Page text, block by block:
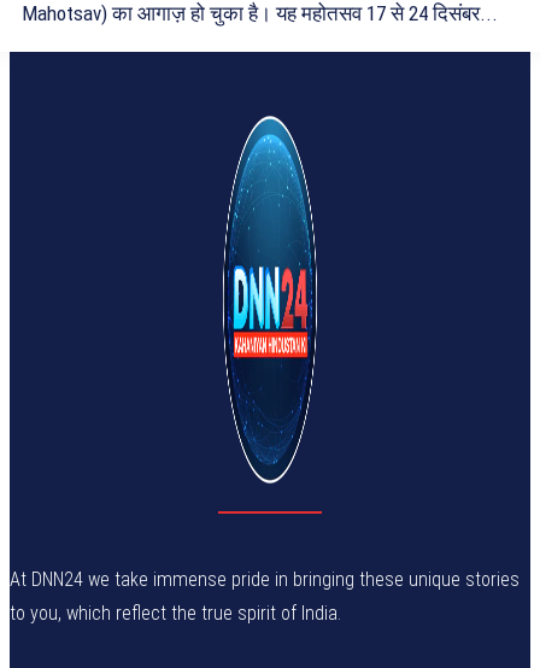
Mahotsav) का आगाज़ हो चुका है। यह महोतसव 17 से 24 दिसंबर...
At DNN24 we take immense pride in bringing these unique stories
to you, which reflect the true spirit of India.